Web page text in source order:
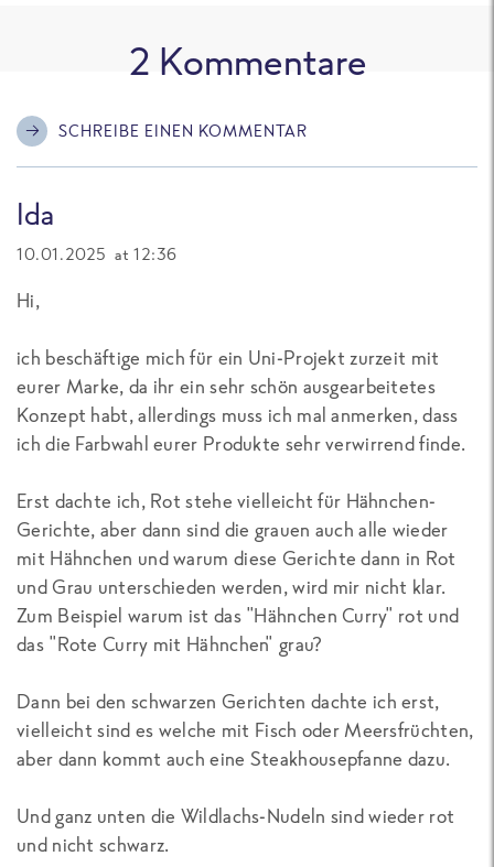
2 Kommentare
SCHREIBE EINEN KOMMENTAR
Ida
10.01.2025 at 12:36
Hi,
ich beschäftige mich für ein Uni-Projekt zurzeit mit
eurer Marke, da ihr ein sehr schön ausgearbeitetes
Konzept habt, allerdings muss ich mal anmerken, dass
ich die Farbwahl eurer Produkte sehr verwirrend finde.
Erst dachte ich, Rot stehe vielleicht für Hähnchen-
Gerichte, aber dann sind die grauen auch alle wieder
mit Hähnchen und warum diese Gerichte dann in Rot
und Grau unterschieden werden, wird mir nicht klar.
Zum Beispiel warum ist das "Hähnchen Curry" rot und
das "Rote Curry mit Hähnchen" grau?
Dann bei den schwarzen Gerichten dachte ich erst,
vielleicht sind es welche mit Fisch oder Meersfrüchten,
aber dann kommt auch eine Steakhousepfanne dazu.
Und ganz unten die Wildlachs-Nudeln sind wieder rot
und nicht schwarz.